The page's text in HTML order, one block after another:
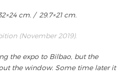
cm. / 29.7×21 cm.
(November 2019).
the expo to Bilbao, but the
the window. Some time later it